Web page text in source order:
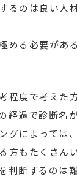
るのは良い人
める必要があ
度で考えた
過で診断名
によっては
方もたくさん
断するのは